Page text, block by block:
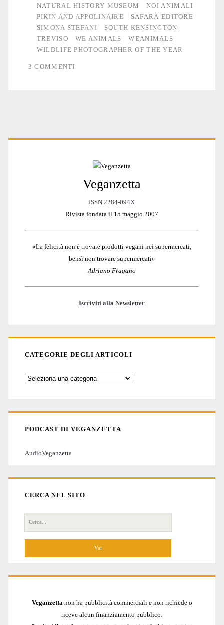
2018
NATURAL HISTORY MUSEUM
NOI ANIMALI
PIKIN AND APPOLINAIRE
SAFARÀ EDITORE
SIMONA STEFANI
SOUTH KENSINGTON
TREVISO
WE ANIMALS
WEANIMALS
WILDLIFE PHOTOGRAPHER OF THE YEAR
3 COMMENTI
Primary
Veganzetta
ISSN 2284-094X
Rivista fondata il 15 maggio 2007
«La felicità non è trovare prodotti vegani nei supermercati,
bensì non trovare supermercati»
Adriano Fragano
Iscriviti alla Newsletter
CATEGORIE DEGLI ARTICOLI
Categorie
PODCAST DI VEGANZETTA
AudioVeganzetta
CERCA NEL SITO
Cerca
per:
Veganzetta non ha pubblicità commerciali e non richiede o
riceve alcun finanziamento pubblico.